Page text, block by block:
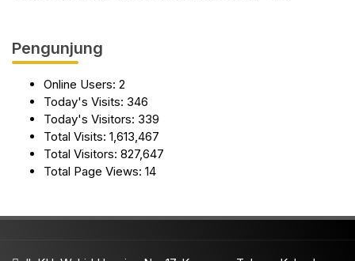
Pengunjung
Online Users: 2
Today's Visits: 346
Today's Visitors: 339
Total Visits: 1,613,467
Total Visitors: 827,647
Total Page Views: 14